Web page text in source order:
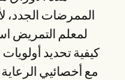
الممرضات الجدد،
لمعلم التمريض
كيفية تحديد
مع أخصائيي